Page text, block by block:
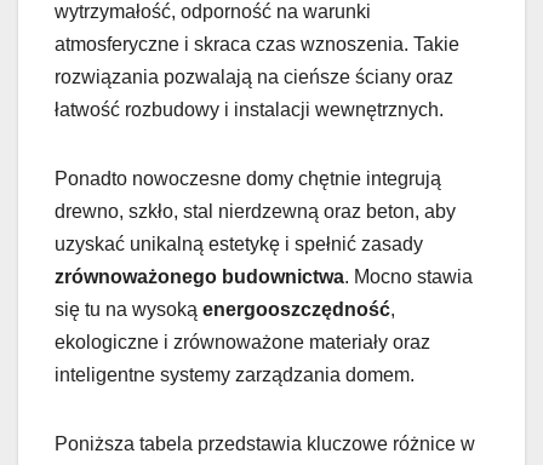
wytrzymałość, odporność na warunki
atmosferyczne i skraca czas wznoszenia. Takie
rozwiązania pozwalają na cieńsze ściany oraz
łatwość rozbudowy i instalacji wewnętrznych.
Ponadto nowoczesne domy chętnie integrują
drewno, szkło, stal nierdzewną oraz beton, aby
uzyskać unikalną estetykę i spełnić zasady
zrównoważonego budownictwa. Mocno stawia
się tu na wysoką energooszczędność,
ekologiczne i zrównoważone materiały oraz
inteligentne systemy zarządzania domem.
Poniższa tabela przedstawia kluczowe różnice w